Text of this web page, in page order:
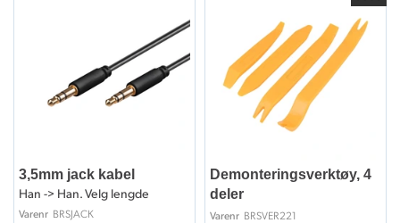
3,5mm jack kabel
Han -> Han. Velg lengde
Varenr BRSJACK
Demonteringsverktøy, 4
deler
Varenr BRSVER221